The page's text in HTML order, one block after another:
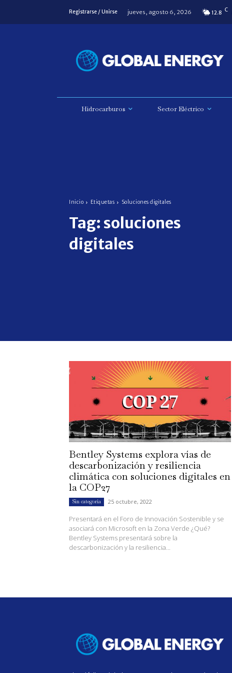
Registrarse / Unirse jueves, agosto 6, 2026 12.8 C
Hidrocarburos Sector Eléctrico
Inicio Etiquetas Soluciones digitales
Tag: soluciones
digitales
Bentley Systems explora vías de
descarbonización y resiliencia
climática con soluciones digitales en
la COP27
Sin categoría 25 octubre, 2022
Presentará en el Foro de Innovación Sostenible y se
asociará con Microsoft en la Zona Verde ¿Qué?
Bentley Systems presentará sobre la
descarbonización y la resiliencia...